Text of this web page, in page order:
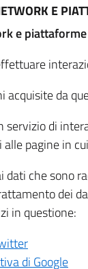
E
e
acquisite da
servizio di
pagine in
dati che sono
dei
in questione:
di Google